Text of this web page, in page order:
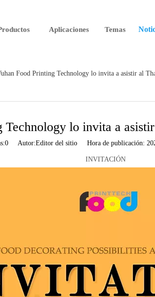
Aplicaciones Temas
Food Printing Technology lo invita a asistir al
Technology lo invita a
0Autor:Editor del sitio Hora de publicación:
INVITACIÓN